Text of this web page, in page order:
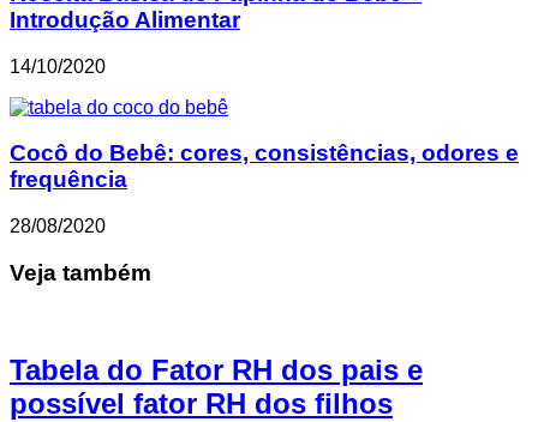
Introdução Alimentar
14/10/2020
Cocô do Bebê: cores, consistências, odores e
frequência
28/08/2020
Veja também
Tabela do Fator RH dos pais e
possível fator RH dos filhos